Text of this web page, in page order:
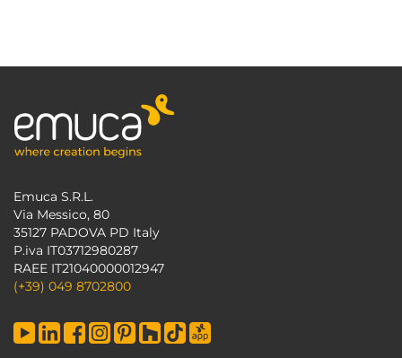
Emuca S.R.L.
Via Messico, 80
35127 PADOVA PD Italy
P.iva IT03712980287
RAEE IT21040000012947
(+39) 049 8702800